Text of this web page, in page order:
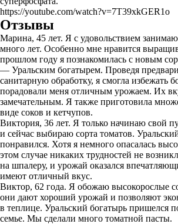
https://youtube.com/watch?v=7T39xkGER1o
Отзывы
Марина, 45 лет. Я с удовольствием
много лет. Особенно мне нравится
прошлом году я познакомилась с новым
— Уральским богатырем. Проведя
санитарную обработку, я смогла избежать
порадовали меня отличным урожаем. Их
замечательным. Я также приготовила
виде соков и кетчупов.
Виктория, 36 лет. Я только начинаю свой
и сейчас выбираю сорта томатов.
понравился. Хотя я немного опасалась
этом случае никаких трудностей не
на шпалеру, и урожай оказался
имеют отличный вкус.
Виктор, 62 года. Я обожаю высокорослые
они дают хороший урожай и позволяют
в теплице. Уральский богатырь пришелся
семье. Мы сделали много томатной пасты.